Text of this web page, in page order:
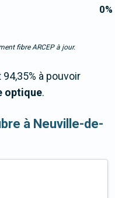
0%
fibre ARCEP à jour.
à pouvoir
optique.
à Neuville-de-